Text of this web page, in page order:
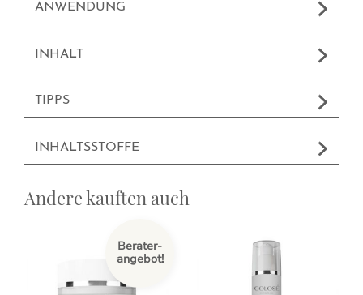
ANWENDUNG
INHALT
TIPPS
INHALTSSTOFFE
Andere kauften auch
Berater-
angebot!